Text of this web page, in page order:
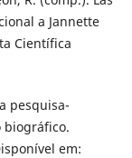
a Jannette
Científica
pesquisa-
biográfico.
em: